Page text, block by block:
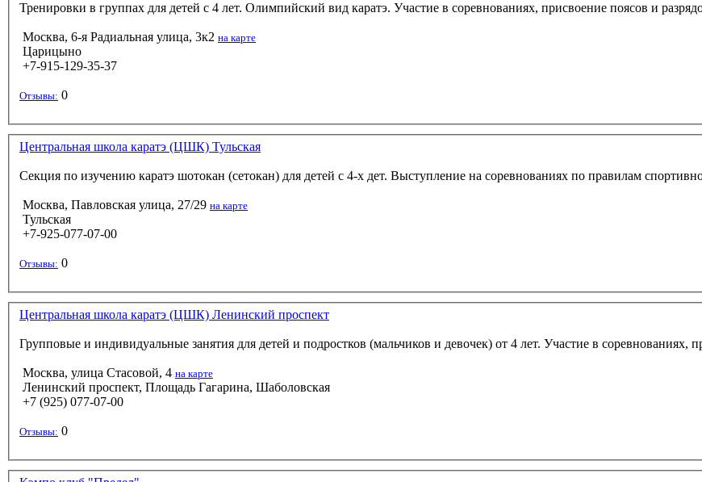
Тренировки в группах для детей с 4 лет. Олимпийский вид каратэ. Участие в соревнованиях, присвоение поясов и
Москва, 6-я Радиальная улица, 3к2 на карте
Царицыно
+7-915-129-35-37
Отзывы: 0
Центральная школа каратэ (ЦШК) Тульская
Секция по изучению каратэ шотокан (сетокан) для детей с 4-х дет. Выступление на соревнованиях по правилам
Москва, Павловская улица, 27/29 на карте
Тульская
+7-925-077-07-00
Отзывы: 0
Центральная школа каратэ (ЦШК) Ленинский проспект
Групповые и индивидуальные занятия для детей и подростков (мальчиков и девочек) от 4 лет. Участие в соревнованиях,
Москва, улица Стасовой, 4 на карте
Ленинский проспект, Площадь Гагарина, Шаболовская
+7 (925) 077-07-00
Отзывы: 0